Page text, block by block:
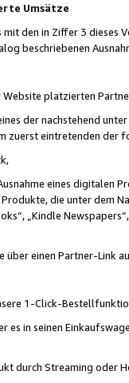
Umsätze
mit den in Ziffer 3
beschriebenen
platzierten
der nachstehend
zuerst eintretenden der
eines digitalen
die unter dem
„Kindle
einen Partner-Link
1-Click-
in seinen
durch Streaming oder